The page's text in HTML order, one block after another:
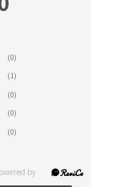
(0)
(1)
(0)
(0)
(0)